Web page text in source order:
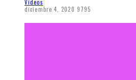
Videos
diciembre 4, 2020 9795